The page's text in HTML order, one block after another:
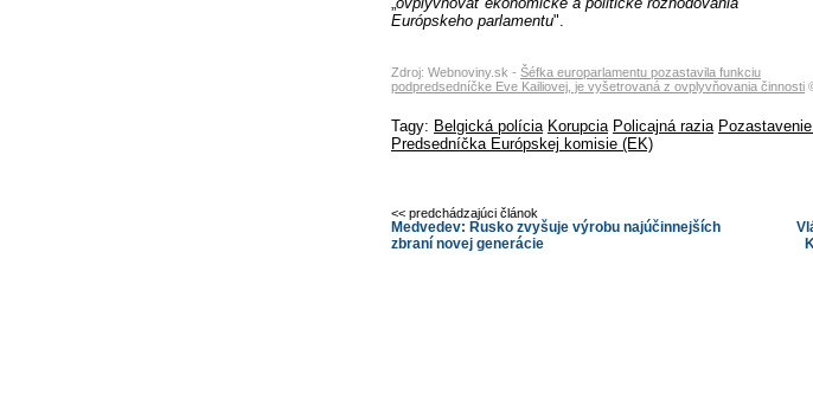
Európskeho parlamentu".
Zdroj: Webnoviny.sk - Šéfka europarlamentu pozastavila funkciu
podpredsedníčke Eve Kailiovej, je vyšetrovaná z ovplyvňovania činnosti
Tagy: Belgická polícia Korupcia Policajná razia
Predsedníčka Európskej komisie (EK)
<< predchádzajúci článok
Medvedev: Rusko zvyšuje výrobu najúčinnejších
zbraní novej generácie